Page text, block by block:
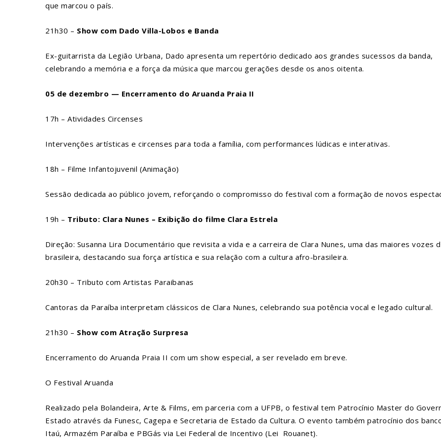
que marcou o país.
21h30 – Show com Dado Villa-Lobos e Banda
Ex-guitarrista da Legião Urbana, Dado apresenta um repertório dedicado aos grandes sucessos da banda,
celebrando a memória e a força da música que marcou gerações desde os anos oitenta.
05 de dezembro — Encerramento do Aruanda Praia II
17h – Atividades Circenses
Intervenções artísticas e circenses para toda a família, com performances lúdicas e interativas.
18h – Filme Infantojuvenil (Animação)
Sessão dedicada ao público jovem, reforçando o compromisso do festival com a formação de novos
19h – Tributo: Clara Nunes – Exibição do filme Clara Estrela
Direção: Susanna Lira Documentário que revisita a vida e a carreira de Clara Nunes, uma das maiores vozes
brasileira, destacando sua força artística e sua relação com a cultura afro-brasileira.
20h30 – Tributo com Artistas Paraibanas
Cantoras da Paraíba interpretam clássicos de Clara Nunes, celebrando sua potência vocal e legado cultural.
21h30 – Show com Atração Surpresa
Encerramento do Aruanda Praia II com um show especial, a ser revelado em breve.
O Festival Aruanda
Realizado pela Bolandeira, Arte & Films, em parceria com a UFPB, o festival tem Patrocínio Master do
Estado através da Funesc, Cagepa e Secretaria de Estado da Cultura. O evento também patrocínio dos
Itaú, Armazém Paraíba e PBGás via Lei Federal de Incentivo (Lei Rouanet).